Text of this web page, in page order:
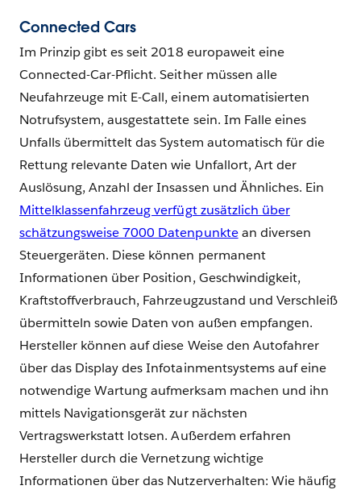
Connected Cars
Im Prinzip gibt es seit 2018 europaweit eine
Connected-Car-Pflicht. Seither müssen alle
Neufahrzeuge mit E-Call, einem automatisierten
Notrufsystem, ausgestattete sein. Im Falle eines
Unfalls übermittelt das System automatisch für die
Rettung relevante Daten wie Unfallort, Art der
Auslösung, Anzahl der Insassen und Ähnliches. Ein
Mittelklassenfahrzeug verfügt zusätzlich über
schätzungsweise 7000 Datenpunktean diversen
Steuergeräten. Diese können permanent
Informationen über Position, Geschwindigkeit,
Kraftstoffverbrauch, Fahrzeugzustand und Verschleiß
übermitteln sowie Daten von außen empfangen.
Hersteller können auf diese Weise den Autofahrer
über das Display des Infotainmentsystems auf eine
notwendige Wartung aufmerksam machen und ihn
mittels Navigationsgerät zur nächsten
Vertragswerkstatt lotsen. Außerdem erfahren
Hersteller durch die Vernetzung wichtige
Informationen über das Nutzerverhalten: Wie häufig